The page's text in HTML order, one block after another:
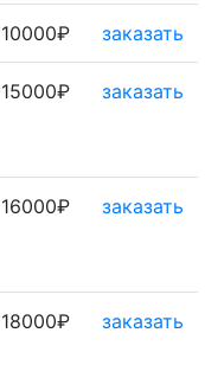
10000₽ заказать
15000₽ заказать
16000₽ заказать
18000₽ заказать